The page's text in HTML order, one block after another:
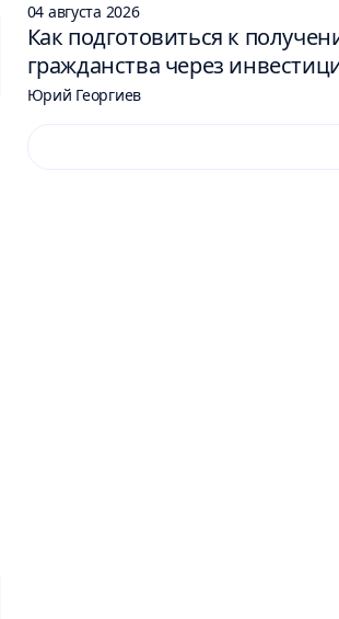
04 августа 2026
Как подготовиться к
гражданства через
году: 6 шагов
Юрий Георгиев